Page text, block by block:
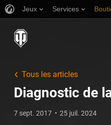
Jeux Services
Tous les articles
Diagnostic de
7 sept. 2017 25 juil. 2024